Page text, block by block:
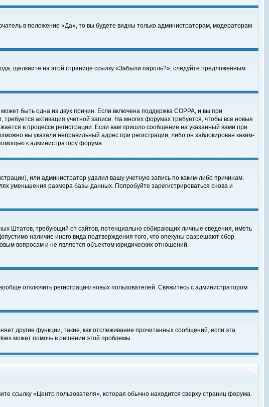
в положение «Да», то вы будете видны только администраторам, модераторам
щелкните на этой странице ссылку «Забыли пароль?», следуйте предложенным
быть одна из двух причин. Если включена поддержка COPPA, и вы при
активация учетной записи. На многих форумах требуется, чтобы все новые
в процессе регистрации. Если вам пришло сообщение на указанный вами при
вы указали неправильный адрес при регистрации, либо он заблокирован каким-
к администратору форума.
или администратор удалил вашу учетную запись по каким-либо причинам.
уменьшения размера базы данных. Попробуйте зарегистрироваться снова и
Штатов, требующий от сайтов, потенциально собирающих личные сведения, иметь
наличие иного вида подтверждения того, что опекуны разрешают сбор
вопросам и не является объектом юридических отношений.
отключить регистрацию новых пользователей. Свяжитесь с администратором
другие функции, такие, как отслеживание прочитанных сообщений, если эта
может помочь в решении этой проблемы.
ссылку «Центр пользователя», которая обычно находится сверху страниц форума.